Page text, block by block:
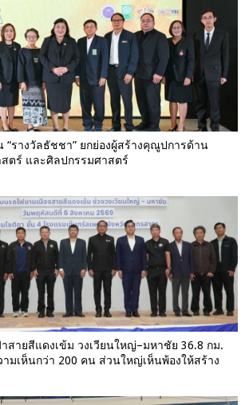
“รางวัลธัชชา” ยกย่องผู้สร้างคุณูปการด้าน
ตร์ และศิลปกรรมศาสตร์
สายสีแดงเข้ม วงเวียนใหญ่–มหาชัย 36.8 กม.
มเห็นกว่า 200 คน ส่วนใหญ่เห็นพ้องให้สร้าง